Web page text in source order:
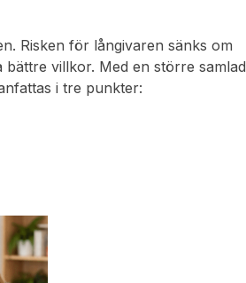
Risken för långivaren sänks om
villkor. Med en större samlad
i tre punkter: